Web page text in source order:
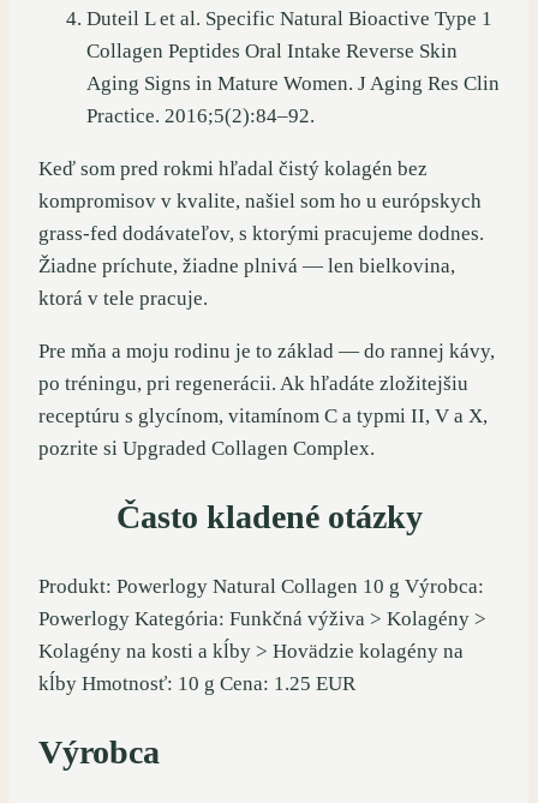
Duteil L et al. Specific Natural Bioactive Type 1
Collagen Peptides Oral Intake Reverse Skin
Aging Signs in Mature Women. J Aging Res Clin
Practice. 2016;5(2):84–92.
Keď som pred rokmi hľadal čistý kolagén bez
kompromisov v kvalite, našiel som ho u európskych
grass-fed dodávateľov, s ktorými pracujeme dodnes.
Žiadne príchute, žiadne plnivá — len bielkovina,
ktorá v tele pracuje.
Pre mňa a moju rodinu je to základ — do rannej kávy,
po tréningu, pri regenerácii. Ak hľadáte zložitejšiu
receptúru s glycínom, vitamínom C a typmi II, V a X,
pozrite si Upgraded Collagen Complex.
Často kladené otázky
Produkt: Powerlogy Natural Collagen 10 g Výrobca:
Powerlogy Kategória: Funkčná výživa > Kolagény >
Kolagény na kosti a kĺby > Hovädzie kolagény na
kĺby Hmotnosť: 10 g Cena: 1.25 EUR
Výrobca